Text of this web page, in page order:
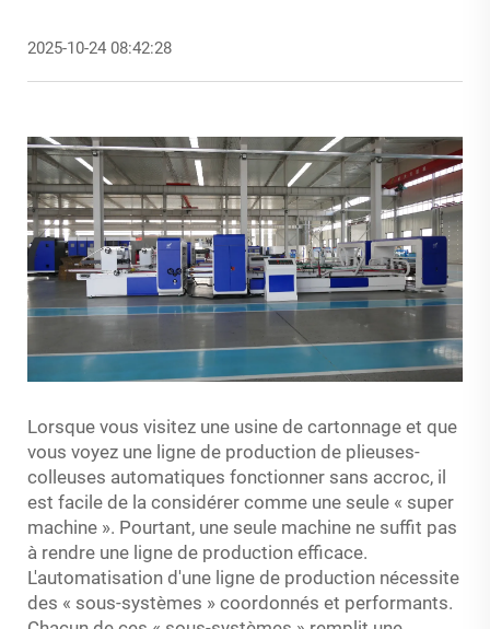
2025-10-24 08:42:28
Lorsque vous visitez une usine de cartonnage et que
vous voyez une ligne de production de plieuses-
colleuses automatiques fonctionner sans accroc, il
est facile de la considérer comme une seule « super
machine ». Pourtant, une seule machine ne suffit pas
à rendre une ligne de production efficace.
L'automatisation d'une ligne de production nécessite
des « sous-systèmes » coordonnés et performants.